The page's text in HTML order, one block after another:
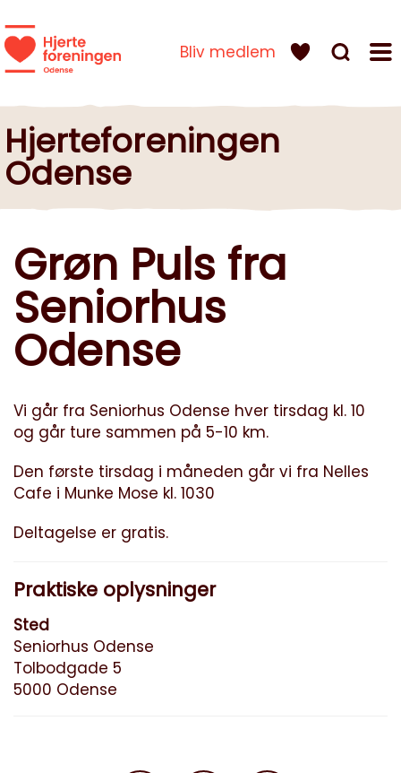
Bliv medlem
Hjerteforeningen
Odense
Grøn Puls fra
Seniorhus
Odense
Vi går fra Seniorhus Odense hver tirsdag kl. 10
og går ture sammen på 5-10 km.
Den første tirsdag i måneden går vi fra Nelles
Cafe i Munke Mose kl. 1030
Deltagelse er gratis.
Praktiske oplysninger
Sted
Seniorhus Odense
Tolbodgade 5
5000 Odense